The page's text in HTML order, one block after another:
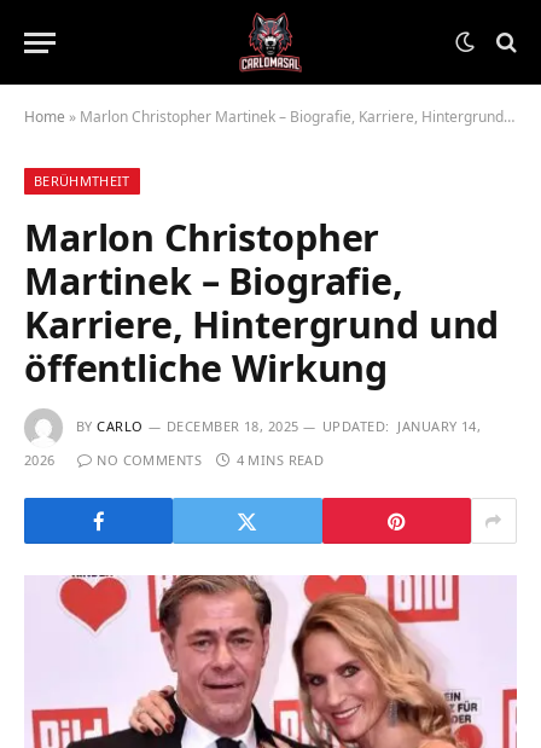
Home » Marlon Christopher Martinek – Biografie, Karriere, Hintergrund und öffentliche Wirkung
BERÜHMTHEIT
Marlon Christopher
Martinek – Biografie,
Karriere, Hintergrund und
öffentliche Wirkung
BY CARLO DECEMBER 18, 2025 UPDATED: JANUARY 14,
2026
NO COMMENTS 4 MINS READ